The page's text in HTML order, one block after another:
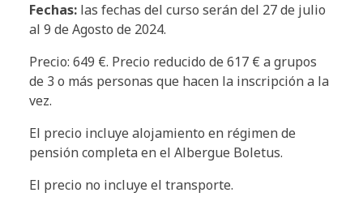
Fechas: las fechas del curso serán del 27 de julio
al 9 de Agosto de 2024.
Precio: 649 €. Precio reducido de 617 € a grupos
de 3 o más personas que hacen la inscripción a la
vez.
El precio incluye alojamiento en régimen de
pensión completa en el Albergue Boletus.
El precio no incluye el transporte.